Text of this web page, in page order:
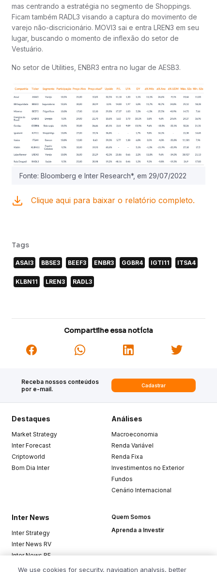
mas centrando a estratégia no segmento de Shoppings.
Ficam também RADL3 visando a captura do movimento de
varejo não-discricionário. MOVI3 sai e entra LREN3 em seu
lugar, buscando o momento de inflexão do setor de
Vestuário.
No setor de Utilities, ENBR3 entra no lugar de AESB3.
Fonte: Bloomberg e Inter Research*, em 29/07/2022
Clique aqui para baixar o relatório completo.
Tags
ASAI3 BBSE3 BEEF3 ENBR3 GGBR4 IGTI11 ITSA4
KLBN11 LREN3 RADL3
Compartilhe essa notícia
Receba nossos conteúdos
por e-mail.
Cadastrar
Destaques
Market Strategy
Inter Forecast
Criptoworld
Bom Dia Inter
Análises
Macroeconomia
Renda Variável
Renda Fixa
Investimentos no Exterior
Fundos
Cenário Internacional
Inter News
Inter Strategy
Inter News RV
Inter News RF
Top Funds
Quem Somos
Aprenda a Investir
We use cookies for security, navigation analysis, better